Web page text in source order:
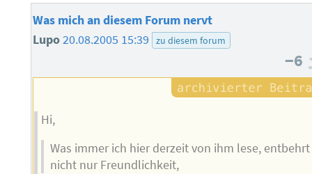
Was mich an diesem Forum nervt
Lupo20.08.2005 15:39 zu diesem forum
−6
Hi,
Was immer ich hier derzeit von ihm lese, entbehrt
nicht nur Freundlichkeit,